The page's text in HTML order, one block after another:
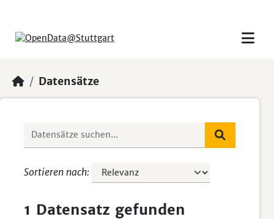
Datensätze
Sortieren nach
1 Datensatz gefunden